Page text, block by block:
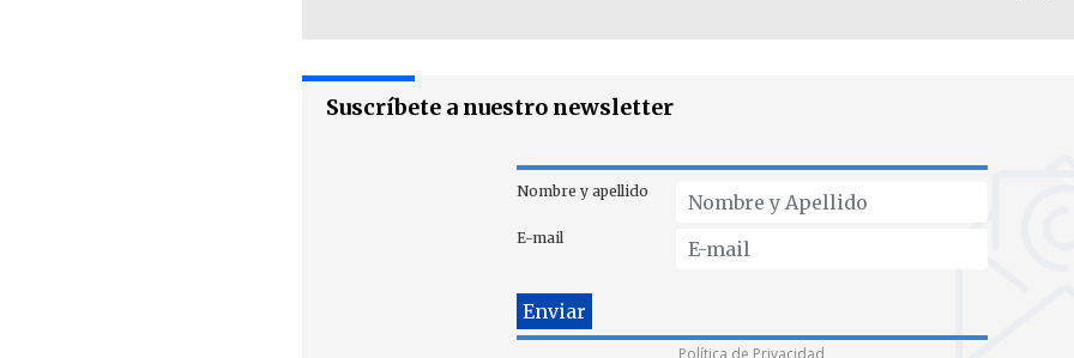
Suscríbete a nuestro newsletter
Nombre y apellido
E-mail
Política de Privacidad